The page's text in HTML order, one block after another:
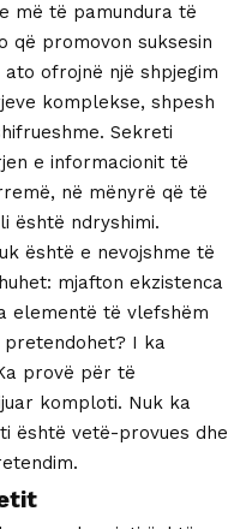
më të pamundura të
që promovon suksesin
ofrojnë një shpjegim
komplekse, shpesh
Sekreti
e informacionit të
në mënyrë që të
është ndryshimi.
është e nevojshme të
mjafton ekzistenca
elementë të vlefshëm
I ka
provë për të
komploti. Nuk ka
është vetë-provues dhe